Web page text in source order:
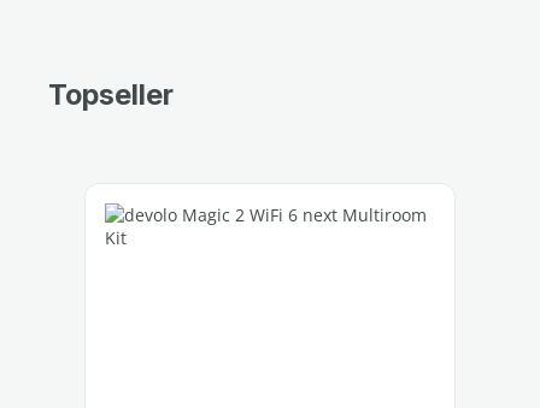
Topseller
Produktgalerie überspringen